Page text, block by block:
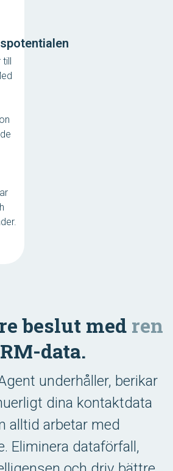
till
beslut med ren
data.
underhåller, berikar
dina kontaktdata
alltid arbetar med
Eliminera dataförfall,